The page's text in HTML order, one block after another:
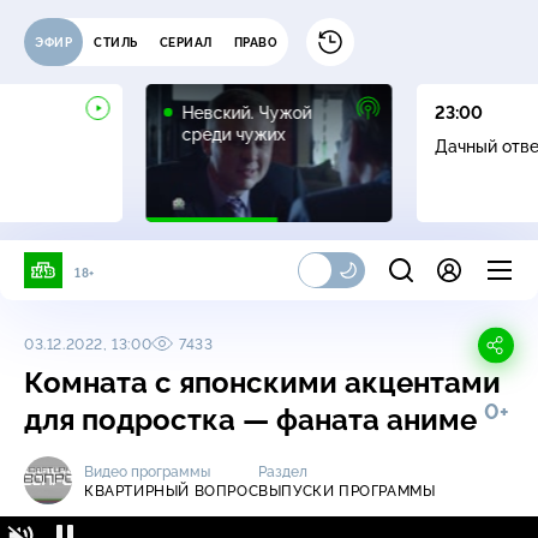
ЭФИР СТИЛЬ СЕРИАЛ ПРАВО
Невский. Чужой
среди чужих
16+
23:00
Дачный
18+
03.12.2022, 13:00 7433
Комната с японскими акцентами
для подростка — фаната аниме 0+
Видео программы
КВАРТИРНЫЙ ВОПРОС
Раздел
ВЫПУСКИ ПРОГРАММЫ